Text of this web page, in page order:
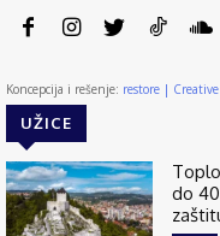
Koncepcija i rešenje: restore |
UŽICE
do